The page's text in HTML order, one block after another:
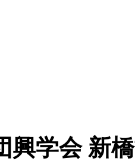
興学会 新